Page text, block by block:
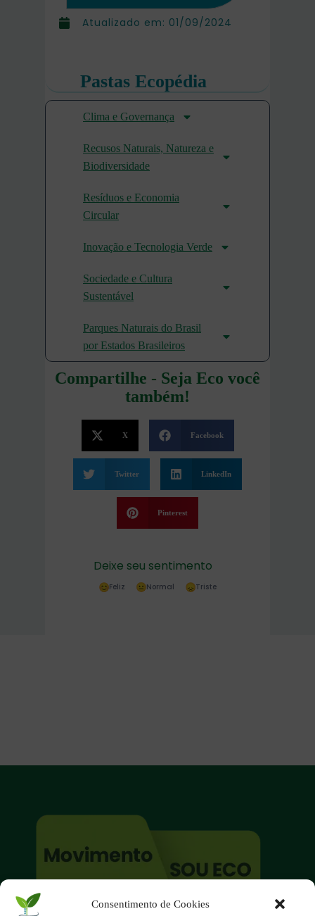
Consentimento de Cookies
Atualizado em: 01/09/2024
Pastas Ecopédia
Clima e Governança
Recusos Naturais, Natureza e
Biodiversidade
Resíduos e Economia
Circular
Inovação e Tecnologia Verde
Sociedade e Cultura
Sustentável
Parques Naturais do Brasil
por Estados Brasileiros
Compartilhe - Seja Eco você
também!
X Facebook
Twitter LinkedIn
Pinterest
Deixe seu sentimento
Feliz Normal Triste